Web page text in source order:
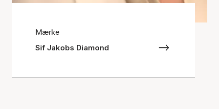
Mærke
Sif Jakobs Diamond